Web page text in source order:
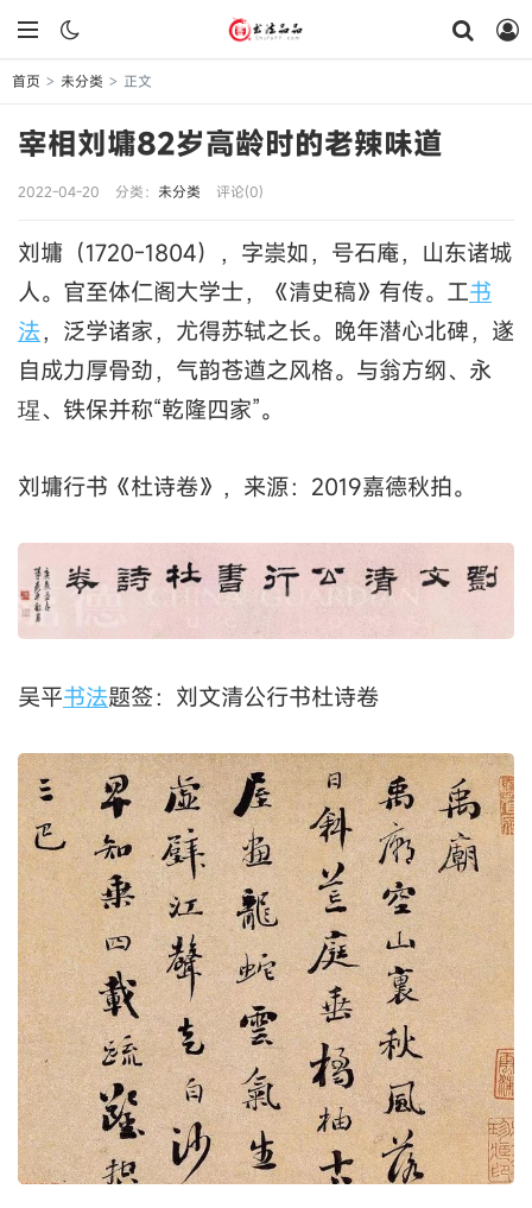
首页 > 未分类 > 正文
宰相刘墉82岁高龄时的老辣味道
2022-04-20 分类： 未分类 评论(0)
刘墉（1720-1804），字崇如，号石庵，山东诸城
人。官至体仁阁大学士，《清史稿》有传。工书
法，泛学诸家，尤得苏轼之长。晚年潜心北碑，遂
自成力厚骨劲，气韵苍遒之风格。与翁方纲、永
瑆、铁保并称“乾隆四家”。
刘墉行书《杜诗卷》，来源：2019嘉德秋拍。
吴平书法题签：刘文清公行书杜诗卷